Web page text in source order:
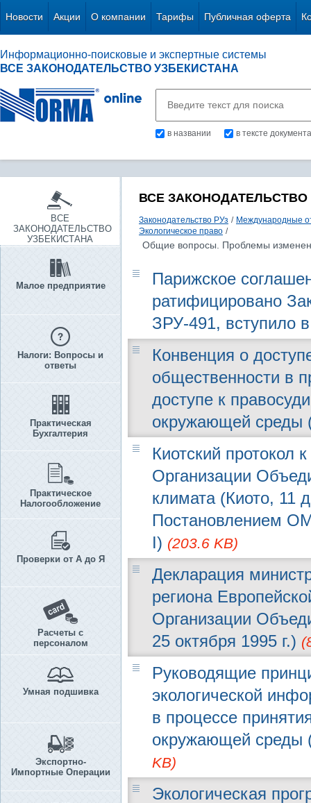
Новости Акции О компании Тарифы Публичная оферта
Информационно-поисковые и экспертные системы
ВСЕ ЗАКОНОДАТЕЛЬСТВО УЗБЕКИСТАНА
в названии в тексте документа
ВСЕ
ЗАКОНОДАТЕЛЬСТВО
УЗБЕКИСТАНА
Малое предприятие
Налоги: Вопросы и
ответы
Практическая
Бухгалтерия
Практическое
Налогообложение
Проверки от А до Я
Расчеты с
персоналом
Умная подшивка
Экспортно-
Импортные Операции
ВСЕ ЗАКОНОДАТЕЛЬСТВО
Законодательство РУз / Международные
Экологическое право /
Общие вопросы. Проблемы
Парижское
ратифицировано
ЗРУ-491, вступило
Конвенция о
общественности в
доступе к
окружающей среды
Киотский протокол
Организации
климата (Киото, 11
Постановлением ОМ
I) (203.6 KB)
Декларация
региона
Организации
25 октября 1995 г.)
Руководящие
экологической
в процессе
окружающей среды
KB)
Экологическая